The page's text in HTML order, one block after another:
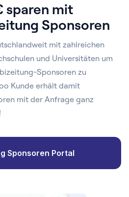
sparen mit
Sponsoren
mit zahlreichen
und Universitäten um
Sponsoren zu
Kunde erhält damit
mit der Anfrage ganz
Sponsoren Portal